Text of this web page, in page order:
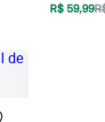
R$ 59,99